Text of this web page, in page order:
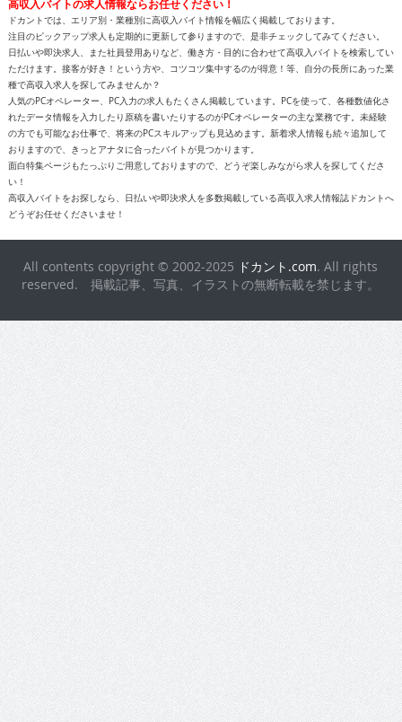
日払いや即決求人、また社員登用ありなど、働き方・目的に合わせて高収入バイトを検索してい
ただけます。接客が好き！という方や、コツコツ集中するのが得意！等、自分の長所にあった業
種で高収入求人を探してみませんか？
人気のPCオペレーター、PC入力の求人もたくさん掲載しています。PCを使って、各種数値化さ
れたデータ情報を入力したり原稿を書いたりするのがPCオペレーターの主な業務です。未経験
の方でも可能なお仕事で、将来のPCスキルアップも見込めます。新着求人情報も続々追加して
おりますので、きっとアナタに合ったバイトが見つかります。
面白特集ページもたっぷりご用意しておりますので、どうぞ楽しみながら求人を探してくださ
い！
高収入バイトをお探しなら、日払いや即決求人を多数掲載している高収入求人情報誌ドカントへ
どうぞお任せくださいませ！
All contents copyright © 2002-2025
reserved. 掲載記事、写真、イラストの無断転載を禁じます。